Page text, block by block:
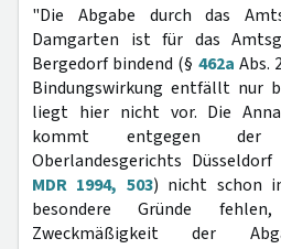
"Die Abgabe durch das
Damgarten ist für das
Bergedorf bindend (§ 462a Abs.
Bindungswirkung entfällt nur
liegt hier nicht vor. Die
kommt entgegen der
Oberlandesgerichts Düsseldorf
MDR 1994, 503) nicht schon
besondere Gründe
Zweckmäßigkeit der